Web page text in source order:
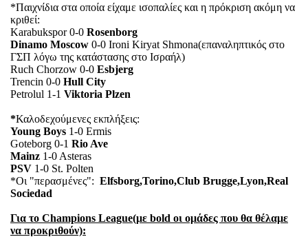
*Παιχνίδια στα οποία είχαμε ισοπαλίες και η πρόκριση ακόμη να
κριθεί:
Karabukspor 0-0 Rosenborg
Dinamo Moscow 0-0 Ironi Kiryat Shmona(επαναληπτικός στο
ΓΣΠ λόγω της κατάστασης στο Ισραήλ)
Ruch Chorzow 0-0 Esbjerg
Trencin 0-0 Hull City
Petrolul 1-1 Viktoria Plzen
*Καλοδεχούμενες εκπλήξεις:
Young Boys 1-0 Ermis
Goteborg 0-1 Rio Ave
Mainz 1-0 Asteras
PSV 1-0 St. Polten
*Οι "περασμένες": Elfsborg,Torino,Club Brugge,Lyon,Real
Sociedad
Για το Champions League(με bold οι ομάδες που θα θέλαμε
να προκριθούν):